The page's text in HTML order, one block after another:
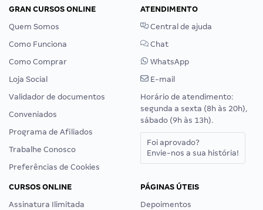
GRAN CURSOS ONLINE
Quem Somos
Como Funciona
Como Comprar
Loja Social
Validador de documentos
Conveniados
Programa de Afiliados
Trabalhe Conosco
Preferências de Cookies
ATENDIMENTO
Central de ajuda
Chat
WhatsApp
E-mail
Horário de atendimento:
segunda a sexta (8h às 20h),
sábado (9h às 13h).
Foi aprovado?
Envie-nos a sua história!
CURSOS ONLINE
Assinatura Ilimitada
PÁGINAS ÚTEIS
Depoimentos